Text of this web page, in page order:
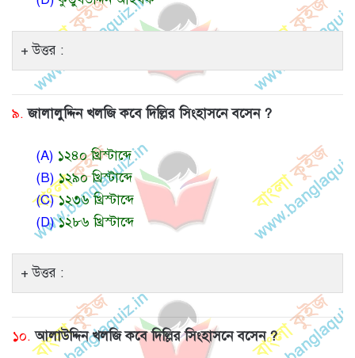
উত্তর :
৯. জালালুদ্দিন খলজি কবে দিল্লির সিংহাসনে বসেন ?
(A) ১২৪০ খ্রিস্টাব্দে
(B)১২৯০ খ্রিস্টাব্দে
(C)১২৩৬ খ্রিস্টাব্দে
(D)১২৮৬ খ্রিস্টাব্দে
উত্তর :
১০. আলাউদ্দিন খলজি কবে দিল্লির সিংহাসনে বসেন ?